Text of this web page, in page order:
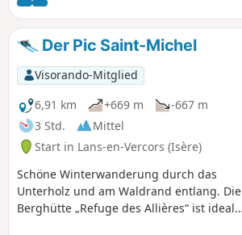
Der Pic Saint-Michel
Visorando-Mitglied
6,91 km
+669 m
-667 m
3 Std.
Mittel
Start in Lans-en-Vercors (Isère)
Schöne Winterwanderung durch das
Unterholz und am Waldrand entlang. Die
Berghütte „Refuge des Allières“ ist ideal